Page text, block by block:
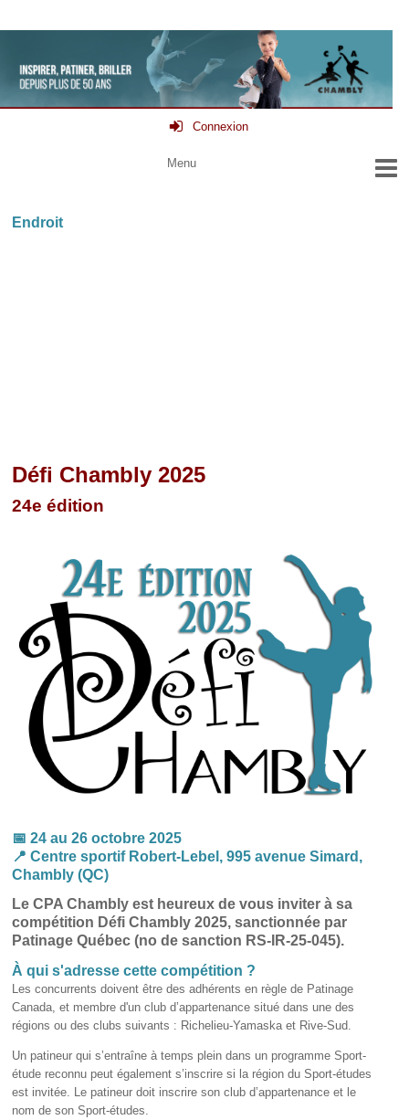
Connexion
Endroit
Défi Chambly 2025
24e édition
📅 24 au 26 octobre 2025
📍 Centre sportif Robert-Lebel, 995 avenue Simard,
Chambly (QC)
Le CPA Chambly est heureux de vous inviter à sa
compétition Défi Chambly 2025, sanctionnée par
Patinage Québec (no de sanction RS-IR-25-045).
À qui s'adresse cette compétition ?
Les concurrents doivent être des adhérents en règle de Patinage
Canada, et membre d'un club d’appartenance situé dans une des
régions ou des clubs suivants : Richelieu-Yamaska et Rive-Sud.
Un patineur qui s’entraîne à temps plein dans un programme Sport-
étude reconnu peut également s’inscrire si la région du Sport-études
est invitée. Le patineur doit inscrire son club d’appartenance et le
nom de son Sport-études.